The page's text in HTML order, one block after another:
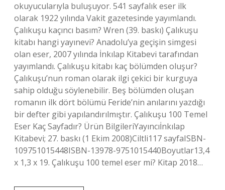
okuyucularıyla buluşuyor. 541 sayfalık eser ilk
olarak 1922 yılında Vakit gazetesinde yayımlandı.
Çalıkuşu kaçıncı basım? Wren (39. baskı) Çalıkuşu
kitabı hangi yayınevi? Anadolu’ya geçişin simgesi
olan eser, 2007 yılında İnkılap Kitabevi tarafından
yayımlandı. Çalıkuşu kitabı kaç bölümden oluşur?
Çalıkuşu’nun roman olarak ilgi çekici bir kurguya
sahip olduğu söylenebilir. Beş bölümden oluşan
romanın ilk dört bölümü Feride’nin anılarını yazdığı
bir defter gibi yapılandırılmıştır. Çalıkuşu 100 Temel
Eser Kaç Sayfadır? Ürün BilgileriYayıncıİnkılap
Kitabevi; 27. baskı (1 Ekim 2008)Ciltli‎117 sayfaISBN-
10‎9751015448ISBN-13‎978-9751015440Boyutlar‎13,4
x 1,3 x 19. Çalıkuşu 100 temel eser mi? Kitap 2018…